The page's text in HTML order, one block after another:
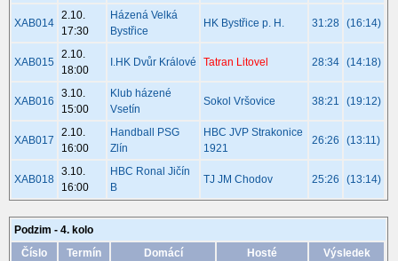
XAB014
2.10.
17:30
Házená Velká
Bystřice
HK Bystřice p. H. 31:28 (16:14)
XAB015
2.10.
18:00
I.HK Dvůr Králové Tatran Litovel 28:34 (14:18)
XAB016
3.10.
15:00
Klub házené
Vsetín
Sokol Vršovice 38:21 (19:12)
XAB017
2.10.
16:00
Handball PSG
Zlín
HBC JVP Strakonice
1921
26:26 (13:11)
XAB018
3.10.
16:00
HBC Ronal Jičín
B
TJ JM Chodov 25:26 (13:14)
Podzim - 4. kolo
Číslo
Termín Domácí Hosté Výsledek